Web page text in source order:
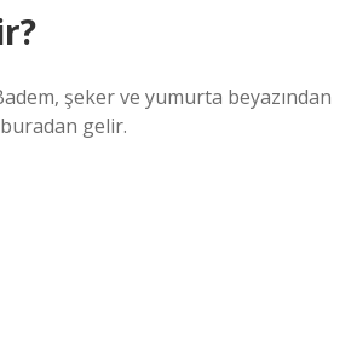
şeker ve yumurta beyazından
gelir.